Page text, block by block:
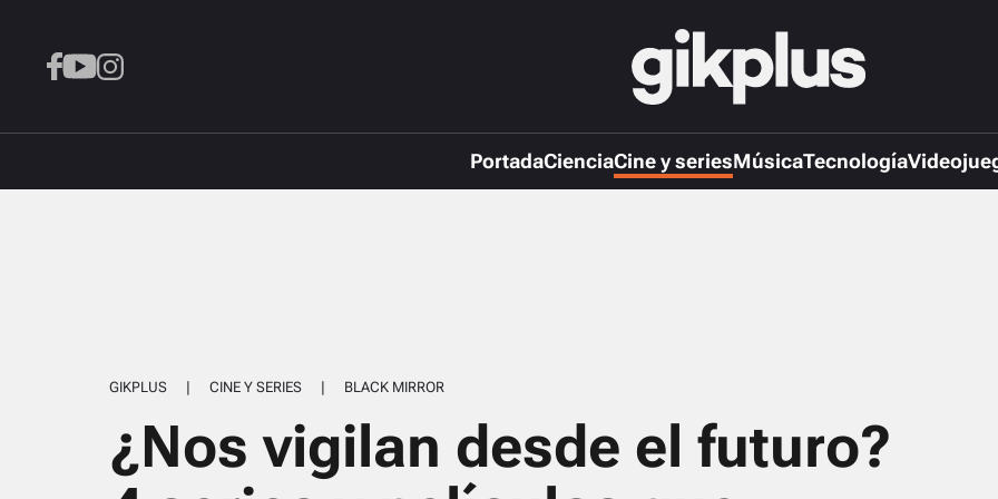
PortadaCienciaCine y seriesMúsicaTecnología
GIKPLUS | CINE Y SERIES | BLACK MIRROR
¿Nos vigilan desde el futuro?